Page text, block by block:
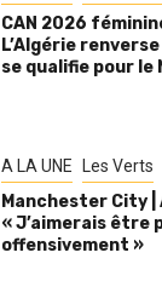
CAN 2026
L’Algérie
se qualifie pour le
A LA UNE Les Verts
Manchester City
« J’aimerais être
offensivement »